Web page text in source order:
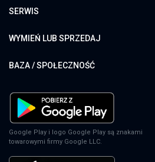
SERWIS
WYMIEŃ LUB SPRZEDAJ
BAZA / SPOŁECZNOŚĆ
Google Play i logo Google Play są znakami
towarowymi firmy Google LLC.